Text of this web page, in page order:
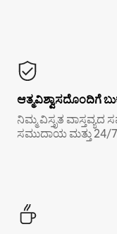
ಆತ್ಮವಿಶ್ವಾಸದೊಂದಿಗೆ
ನಿಮ್ಮ ವಿಸ್ತೃತ
ಸಮುದಾಯ ಮತ್ತು